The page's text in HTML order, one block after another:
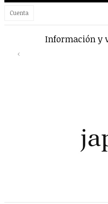
Cuenta
Información y
‹